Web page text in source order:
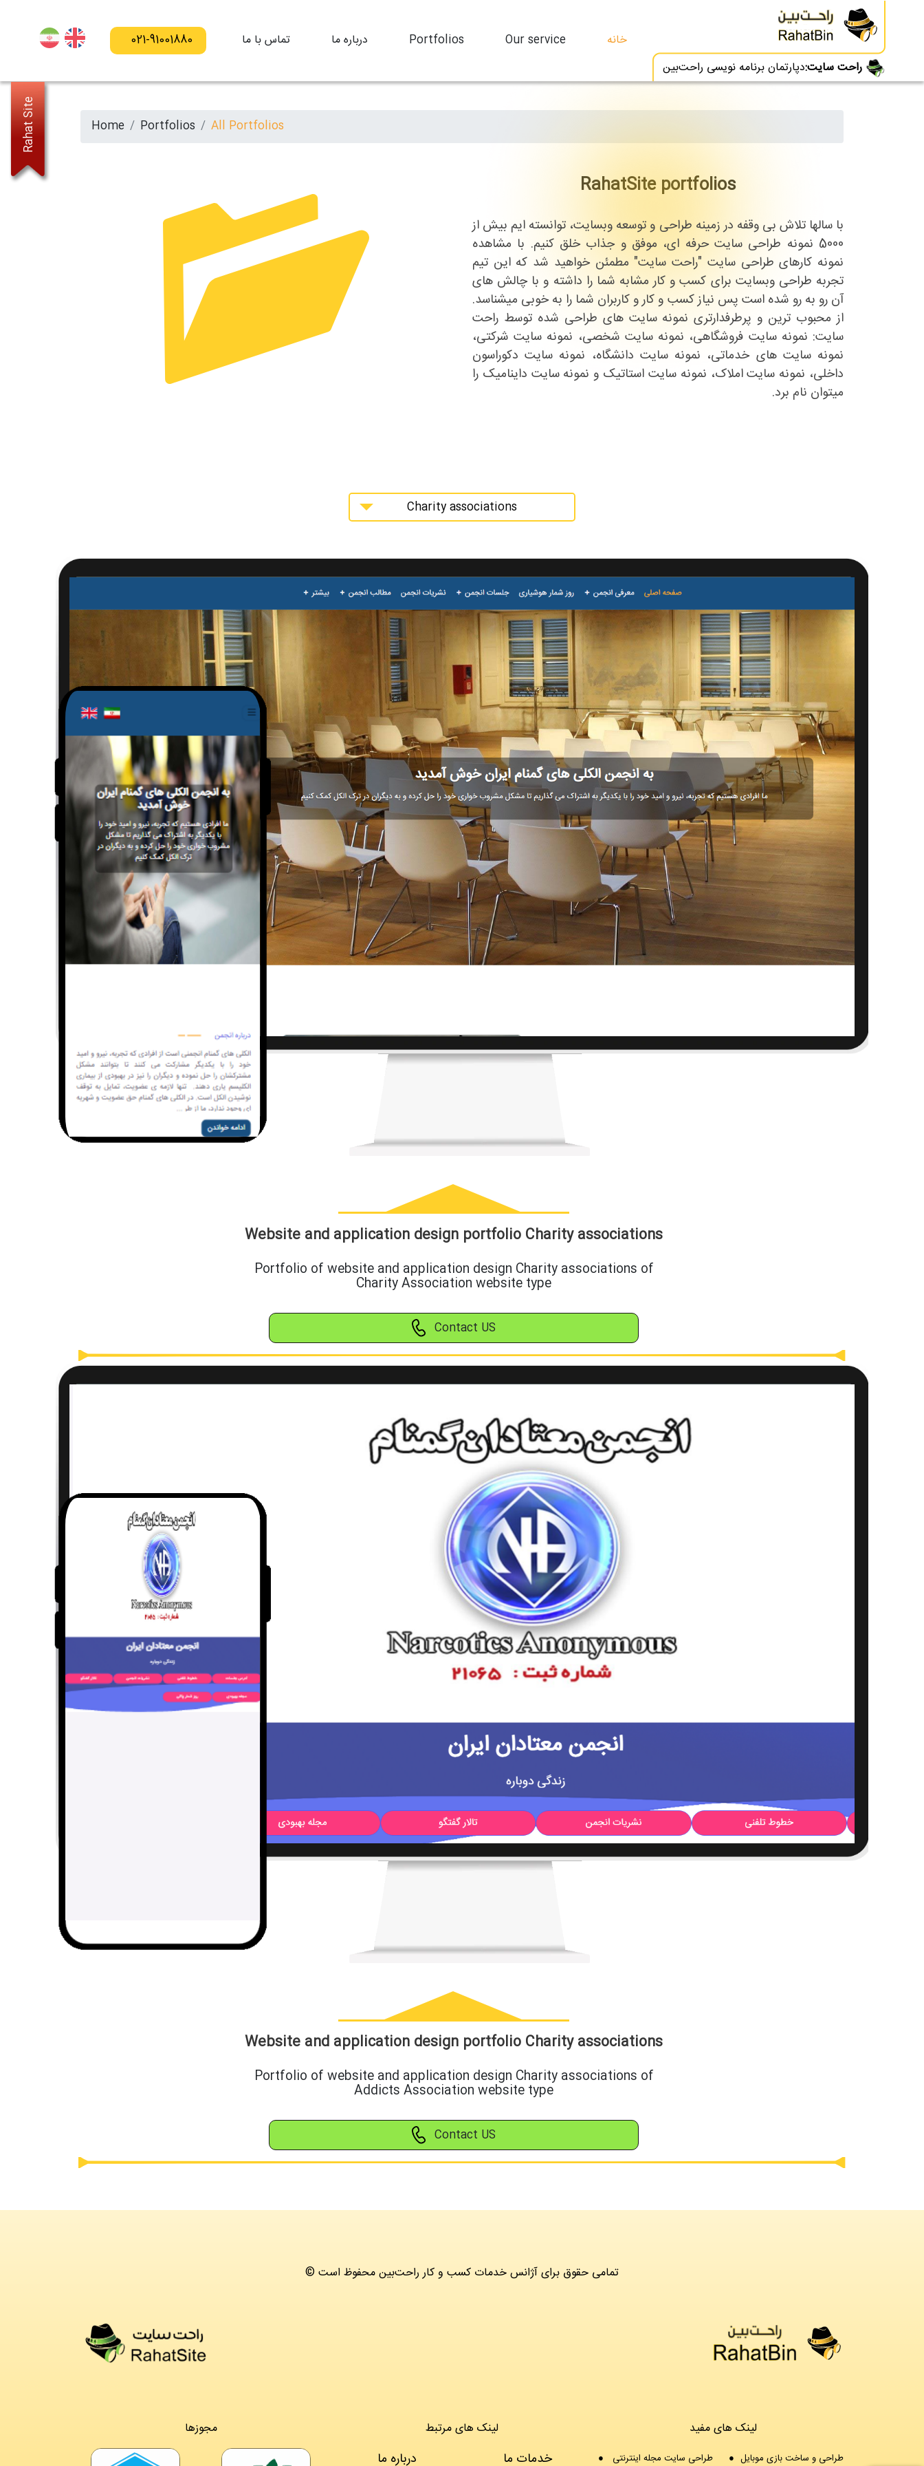
راحت سایت:دپارتمان برنامه نویسی راحت‌بین
خانه Our service
Portfolios درباره ما تماس با ما 021-91001880
Rahat Site Home Portfolios All Portfolios
RahatSite portfolios
با سالها تلاش بی وقفه در زمینه طراحی و توسعه وبسایت، توانسته ایم بیش از
5000 نمونه طراحی سایت حرفه ای، موفق و جذاب خلق کنیم. با مشاهده
نمونه کارهای طراحی سایت "راحت سایت" مطمئن خواهید شد که این تیم
تجربه طراحی وبسایت برای کسب و کار مشابه شما را داشته و با چالش های
آن رو به رو شده است پس نیاز کسب و کار و کاربران شما را به خوبی میشناسد.
از محبوب ترین و پرطرفدارتری نمونه سایت های طراحی شده توسط راحت
سایت: نمونه سایت فروشگاهی، نمونه سایت شخصی، نمونه سایت شرکتی،
نمونه سایت های خدماتی، نمونه سایت دانشگاه، نمونه سایت دکوراسون
داخلی، نمونه سایت املاک، نمونه سایت استاتیک و نمونه سایت داینامیک را
میتوان نام برد.
Charity associations
Website and application design portfolio Charity associations
Portfolio of website and application design Charity associations of
Charity Association website type
Contact US
Website and application design portfolio Charity associations
Portfolio of website and application design Charity associations of
Addicts Association website type
Contact US
© تمامی حقوق برای آژانس خدمات کسب و کار راحت‌بین محفوظ است
مجوزها لینک های مرتبط
درباره ما خدمات ما
لینک های مفید
طراحی و ساخت بازی موبایل طراحی سایت مجله اینترنتی